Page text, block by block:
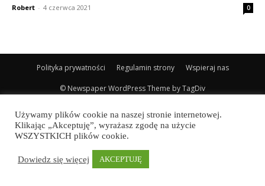
Robert - 4 czerwca 2021 0
Polityka prywatności Regulamin strony Wspieraj nas
© Newspaper WordPress Theme by TagDiv
Używamy plików cookie na naszej stronie internetowej.
Klikając „Akceptuję”, wyrażasz zgodę na użycie
WSZYSTKICH plików cookie.
Dowiedz się więcej AKCEPTUJĘ